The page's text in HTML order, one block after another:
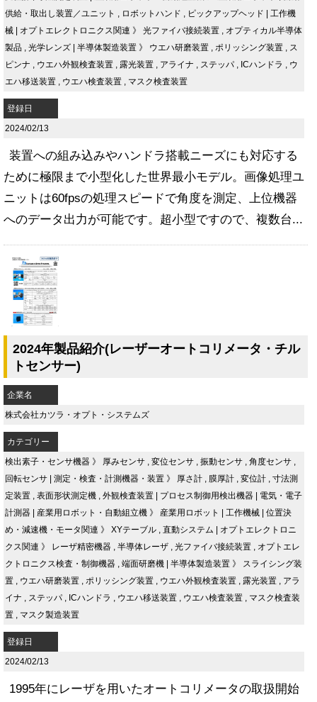
供給・取出し装置／ユニット
ロボットハンド ピックアップヘッド | 工作機
械 | オプトエレクトロニクス関連 》 光ファイバ接続装置
オプティカル半導体
製品
光学レンズ | 半導体製造装置 》 ウエハ研磨装置 ポリッシング装置
ス
ピンナ
ウエハ外観検査装置 露光装置 アライナ ステッパ ICハンドラ
ウ
エハ移送装置
ウエハ検査装置 マスク検査装置
登録日
2024/02/13
装置への組み込みやハンドラ搭載ニーズにも対応する
ために極限まで小型化した世界最小モデル。画像処理ユ
ニットは60fpsの処理スピードで角度を測定、上位機器
へのデータ出力が可能です。超小型ですので、複数台...
2024年製品紹介(レーザーオートコリメータ・チル
トセンサー)
企業名
株式会社カツラ・オプト・システムズ
カテゴリー
検出素子・センサ機器 》 厚みセンサ 変位センサ 振動センサ 角度センサ
回転センサ | 測定・検査・計測機器・装置 》 厚さ計 膜厚計 変位計
寸法測
定装置
表面形状測定機 外観検査装置 | プロセス制御用検出機器 | 電気・電子
計測器 | 産業用ロボット・自動組立機 》 産業用ロボット | 工作機械 | 位置決
め・減速機・モータ関連 》 XYテーブル 直動システム | オプトエレクトロニ
クス関連 》 レーザ精密機器 半導体レーザ 光ファイバ接続装置
オプトエレ
クトロニクス検査・制御機器
端面研磨機 | 半導体製造装置 》
スライシング装
置
ウエハ研磨装置 ポリッシング装置 ウエハ外観検査装置 露光装置
アラ
イナ
ステッパ ICハンドラ ウエハ移送装置 ウエハ検査装置
マスク検査装
置
マスク製造装置
登録日
2024/02/13
1995年にレーザを用いたオートコリメータの取扱開始